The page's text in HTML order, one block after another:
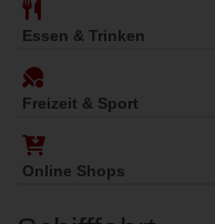
Essen & Trinken
Freizeit & Sport
Online Shops